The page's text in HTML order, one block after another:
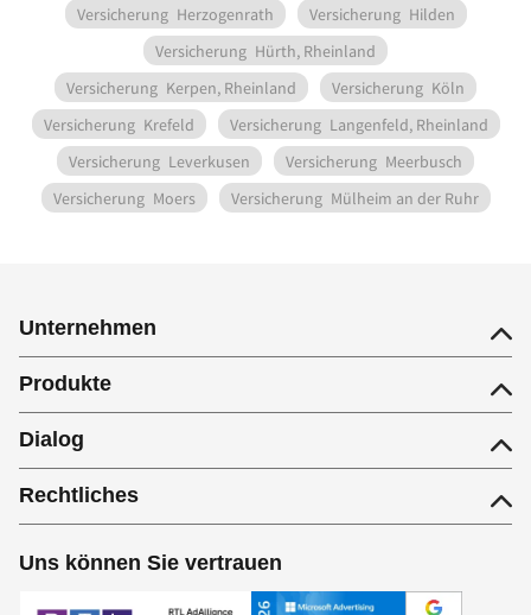
Versicherung Herzogenrath Versicherung Hilden
Versicherung Hürth, Rheinland
Versicherung Kerpen, Rheinland Versicherung Köln
Versicherung Krefeld Versicherung Langenfeld, Rheinland
Versicherung Leverkusen Versicherung Meerbusch
Versicherung Moers Versicherung Mülheim an der Ruhr
Unternehmen
Produkte
Dialog
Rechtliches
Uns können Sie vertrauen